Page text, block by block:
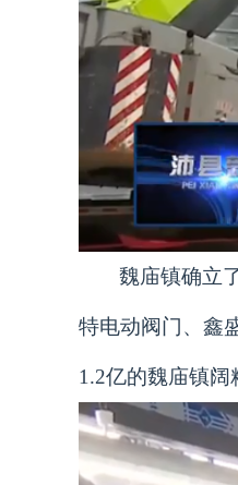
魏庙镇确立
特电动阀门、鑫
1.2亿的魏庙镇阔